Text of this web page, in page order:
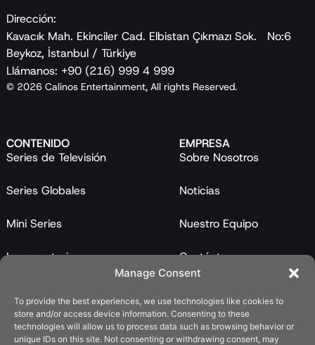
Manage Consent
To provide the best experiences, we use technologies like cookies to
store and/or access device information. Consenting to these
technologies will allow us to process data such as browsing behavior or
unique IDs on this site. Not consenting or withdrawing consent, may
Dirección:
Kavacık Mah. Ekinciler Cad. Elbistan Çıkmazı Sok. No:6
Beykoz, İstanbul / Türkiye
Llámanos: +90 (216) 999 4 999
© 2026 Calinos Entertainment, All rights Reserved.
CONTENIDO
Series de Televisión
Series Globales
Mini Series
Largometrajes
Catálogo
EMPRESA
Sobre Nosotros
Noticias
Nuestro Equipo
Contáctanos